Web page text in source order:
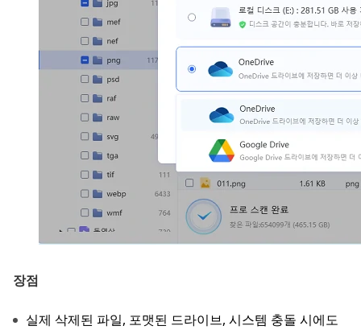
장점
실제 삭제된 파일, 포맷된 드라이브, 시스템 충돌 시에도